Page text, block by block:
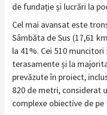
de fundație și lucrări la
Cel mai avansat este
Sâmbăta de Sus (17,61
la 41%. Cei 510
terasamente și la
prevăzute în proiect,
820 de metri, considerat
complexe obiective de pe